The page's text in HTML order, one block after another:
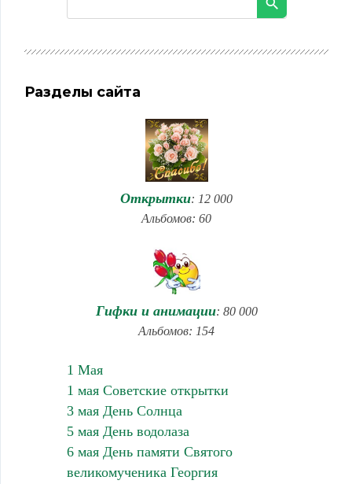
Разделы сайта
Открытки: 12 000
Альбомов: 60
Гифки и анимации: 80 000
Альбомов: 154
1 Мая
1 мая Советские открытки
3 мая День Солнца
5 мая День водолаза
6 мая День памяти Святого
великомученика Георгия